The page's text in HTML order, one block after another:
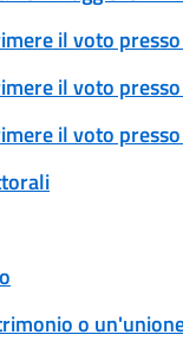
il voto
il voto
il voto
o